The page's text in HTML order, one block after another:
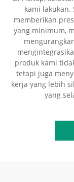
kami lakukan.
memberikan
yang minimum,
produk kami
tetapi juga
kerja yang lebih
yang